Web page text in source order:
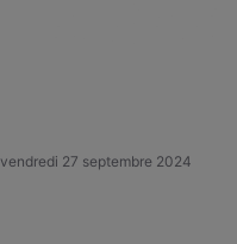
vendredi 27 septembre 2024